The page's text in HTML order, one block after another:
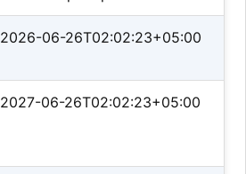
2026-06-26T02:02:23+05:00
2027-06-26T02:02:23+05:00